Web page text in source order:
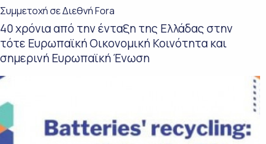
Συμμετοχή σε Διεθνή Fora
40 χρόνια από την ένταξη της Ελλάδας στην
τότε Ευρωπαϊκή Οικονομική Κοινότητα και
σημερινή Ευρωπαϊκή Ένωση